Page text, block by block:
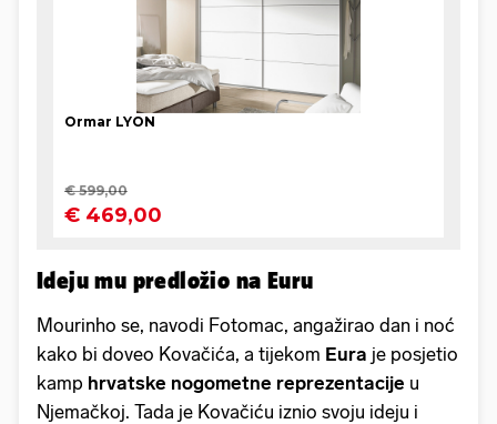
Ideju mu predložio na Euru
Mourinho se, navodi Fotomac, angažirao dan i noć
kako bi doveo Kovačića, a tijekom Eura je posjetio
kamp hrvatske nogometne reprezentacije u
Njemačkoj. Tada je Kovačiću iznio svoju ideju i